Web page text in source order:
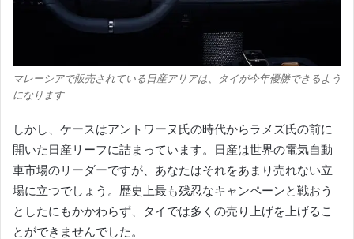
マレーシアで販売されている日産アリアは、タイが今年優勝できるよう
になります
しかし、ケースはアントワーヌ氏の時代からラメズ氏の前に
開いた日産リーフに詰まっています。
日産は世界の電気自動
車市場のリーダーですが、あなたはそれをあまり売れない立
場に立つでしょう。 歴史上最も残忍なキャンペーンと戦おう
としたにもかかわらず、タイでは多くの売り上げを上げるこ
とができませんでした。